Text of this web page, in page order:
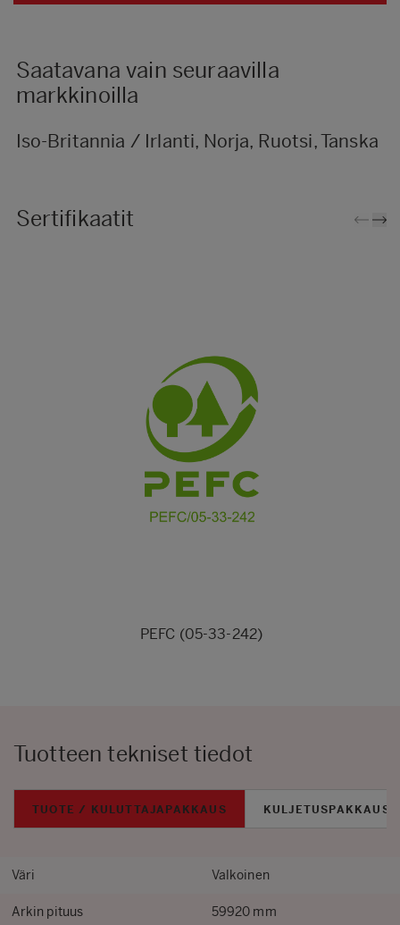
Saatavana vain seuraavilla
markkinoilla
Iso-Britannia / Irlanti, Norja, Ruotsi, Tanska
Sertifikaatit
PEFC (05-33-242)
Tuotteen tekniset tiedot
TUOTE / KULUTTAJAPAKKAUS KULJETUSPAKKAUS
Väri Valkoinen
Arkin pituus 59920 mm